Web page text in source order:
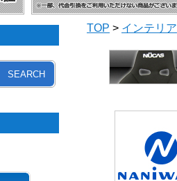
SEARCH
TOP > インテリア